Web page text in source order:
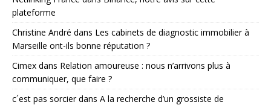
plateforme
Christine André dans Les cabinets de diagnostic immobilier à
Marseille ont-ils bonne réputation ?
Cimex dans Relation amoureuse : nous n’arrivons plus à
communiquer, que faire ?
c´est pas sorcierdans A la recherche d’un grossiste de